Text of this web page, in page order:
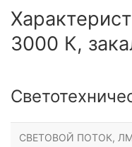
3000 К,
СВЕТОВОЙ ПОТОК,